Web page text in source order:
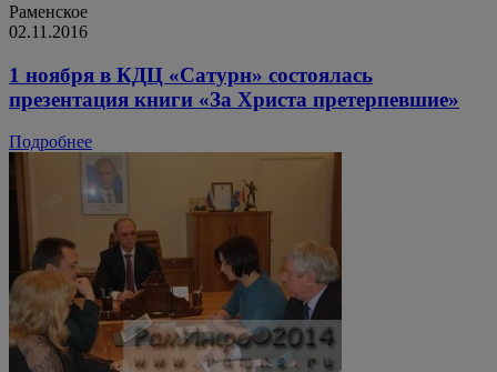
Раменское
02.11.2016
1 ноября в КДЦ «Сатурн» состоялась
презентация книги «За Христа претерпевшие»
Подробнее